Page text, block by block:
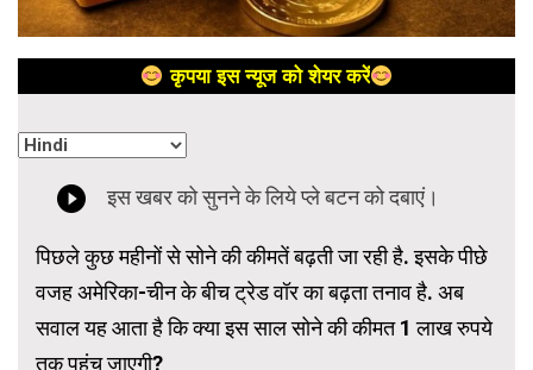
कृपया इस न्यूज को शेयर करें
पिछले कुछ महीनों से सोने की कीमतें बढ़ती जा रही है. इसके पीछे
वजह अमेरिका-चीन के बीच ट्रेड वॉर का बढ़ता तनाव है. अब
सवाल यह आता है कि क्या इस साल सोने की कीमत 1 लाख रुपये
तक पहुंच जाएगी?